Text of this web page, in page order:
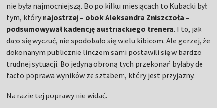
nie była najmocniejszą. Bo po kilku miesiącach to Kubacki był
tym, który najostrzej – obok Aleksandra Zniszczoła –
podsumowywał kadencję austriackiego trenera. I to, jak
dało się wyczuć, nie spodobało się wielu kibicom. Ale gorzej, że
dokonanym publicznie linczem sami postawili się w bardzo
trudnej sytuacji. Bo jedyną obroną tych przekonań byłaby de
facto poprawa wyników ze sztabem, który jest przyjazny.
Na razie tej poprawy nie widać.